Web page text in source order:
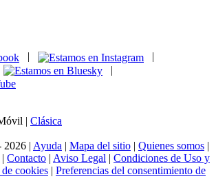
|
| Clásica
2026 | Ayuda | Mapa del sitio | Quienes somos |
| Contacto | Aviso Legal | Condiciones de Uso y
cookies | Preferencias del consentimiento de